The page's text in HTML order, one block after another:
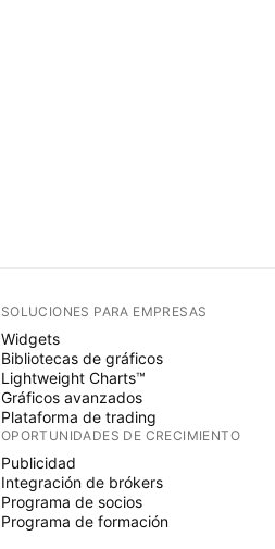
SOLUCIONES PARA EMPRESAS
Widgets
Bibliotecas de gráficos
Lightweight Charts™
Gráficos avanzados
Plataforma de trading
OPORTUNIDADES DE CRECIMIENTO
Publicidad
Integración de brókers
Programa de socios
Programa de formación